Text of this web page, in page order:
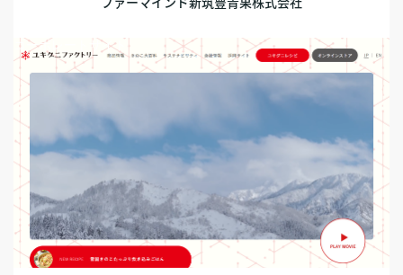
コーポレートサイト